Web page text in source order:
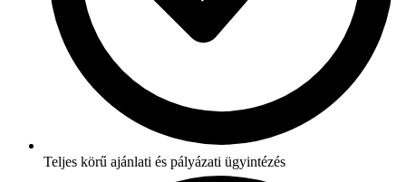
Teljes körű ajánlati és pályázati ügyintézés